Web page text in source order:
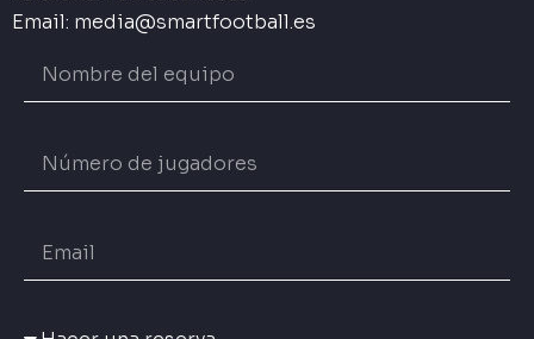
Email: media@smartfootball.es